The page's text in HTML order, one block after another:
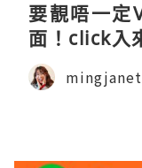
要靚唔一定
面！click入
mingjanet